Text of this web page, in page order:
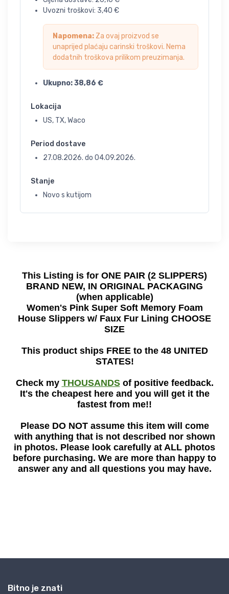
Uvozni troškovi: 3,40 €
Napomena: Za ovaj proizvod se
unaprijed plaćaju carinski troškovi. Nema
dodatnih troškova prilikom preuzimanja.
Ukupno:38,86 €
Lokacija
US, TX, Waco
Period dostave
27.08.2026. do 04.09.2026.
Stanje
Novo s kutijom
Bitno je znati